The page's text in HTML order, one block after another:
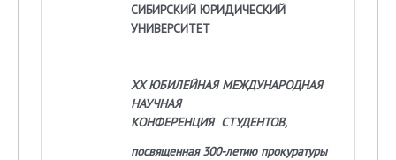
СИБИРСКИЙ ЮРИДИЧЕСКИЙ
УНИВЕРСИТЕТ
XXЮБИЛЕЙНАЯ МЕЖДУНАРОДНАЯ
НАУЧНАЯ
КОНФЕРЕНЦИЯ СТУДЕНТОВ,
посвященная 300-летию прокуратуры